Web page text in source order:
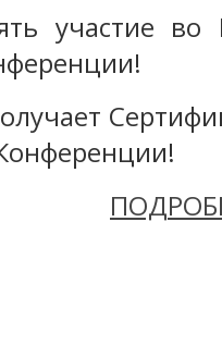
участие во